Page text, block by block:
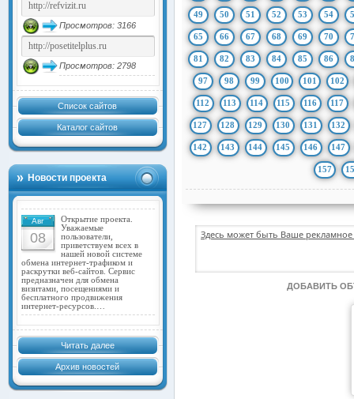
Просмотров: 3166
Просмотров: 2798
Список сайтов
Каталог сайтов
Новости проекта
Авг
08
Открытие проекта.
Уважаемые
пользователи,
приветствуем всех в
нашей новой системе
обмена интернет-трафиком и
раскрутки веб-сайтов. Сервис
предназначен для обмена
визитами, посещениями и
бесплатного продвижения
интернет-ресурсов.…
Читать далее
Архив новостей
49 50 51 52 53 54
65 66 67 68 69 70
81 82 83 84 85 86
97 98 99 100 101 102
112 113 114 115 116 117
127 128 129 130 131 132
142 143 144 145 146 147
157
Здесь может быть Ваше
ДОБАВИТЬ